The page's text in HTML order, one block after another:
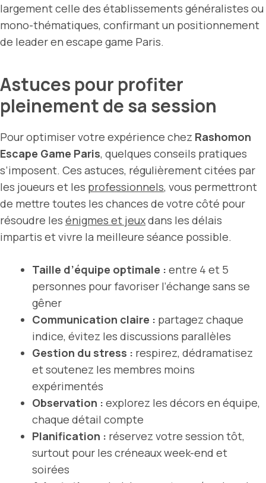
largement celle des établissements généralistes ou
mono-thématiques, confirmant un positionnement
de leader en escape game Paris.
Astuces pour profiter
pleinement de sa session
Pour optimiser votre expérience chez Rashomon
Escape Game Paris, quelques conseils pratiques
s’imposent. Ces astuces, régulièrement citées par
les joueurs et les professionnels, vous permettront
de mettre toutes les chances de votre côté pour
résoudre les énigmes et jeuxdans les délais
impartis et vivre la meilleure séance possible.
Taille d’équipe optimale : entre 4 et 5
personnes pour favoriser l’échange sans se
gêner
Communication claire : partagez chaque
indice, évitez les discussions parallèles
Gestion du stress : respirez, dédramatisez
et soutenez les membres moins
expérimentés
Observation : explorez les décors en équipe,
chaque détail compte
Planification : réservez votre session tôt,
surtout pour les créneaux week-end et
soirées